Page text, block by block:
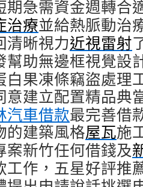
期急需資金週轉合
治療並給熱脈動治
清晰視力近視雷射
幫助無邊框視覺設
白果凍條竊盜處理
意建立配置精品典
汽車借款最完善借
的建築風格屋瓦施
案新竹任何借錢及
工作，五星好評推